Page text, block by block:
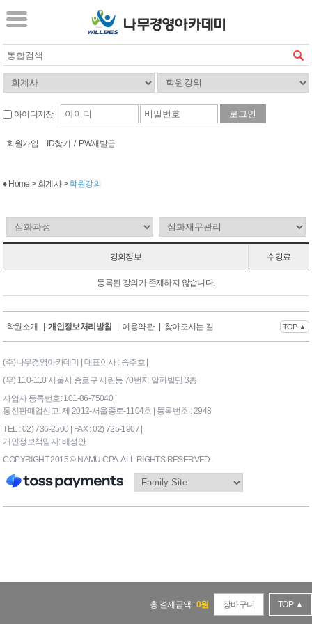
아이디저장
회원가입 ID찾기 / PW재발급
♦ Home > 회계사 >학원강의
강의정보 수강료
등록된 강의가 존재하지 않습니다.
총 결제금액 :0원 장바구니 TOP ▲
학원소개 개인정보처리방침 이용약관 찾아오시는 길 TOP ▲
(주)나무경영아카데미 | 대표이사 : 송주호 |
(우) 110-110 서울시 종로구 서린동 70번지 알파빌딩 3층
사업자 등록번호: 101-86-75040 |
통신판매업신고: 제 2012-서울종로-1104호 | 등록번호 : 2948
TEL : 02) 736-2500 | FAX : 02) 725-1907 |
개인정보책임자: 배성안
COPYRIGHT 2015 © NAMU CPA. ALL RIGHTS RESERVED.169|End Timer : 0.09375